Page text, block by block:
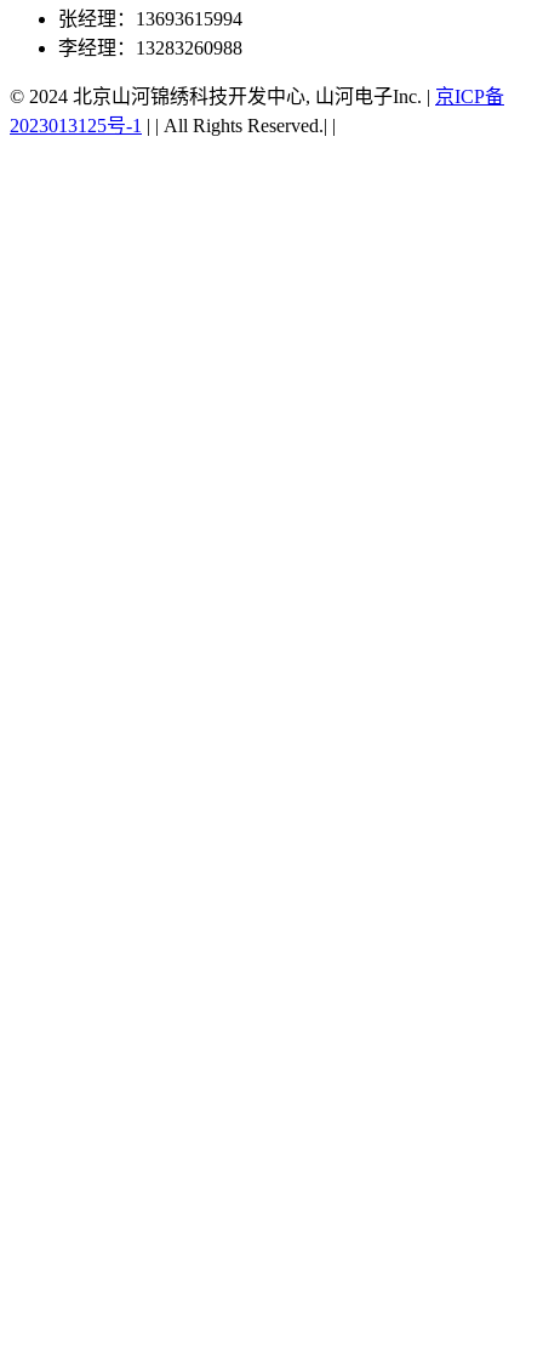
张经理：13693615994
李经理：13283260988
© 2024 北京山河锦绣科技开发中心, 山河电子Inc. | 京ICP备
2023013125号-1 | | All Rights Reserved.| |